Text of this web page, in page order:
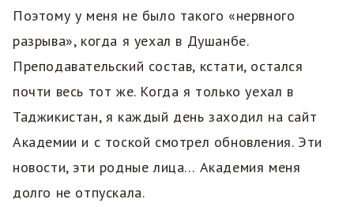
Поэтому у меня не было такого «нервного
разрыва», когда я уехал в Душанбе.
Преподавательский состав, кстати, остался
почти весь тот же. Когда я только уехал в
Таджикистан, я каждый день заходил на сайт
Академии и с тоской смотрел обновления. Эти
новости, эти родные лица… Академия меня
долго не отпускала.